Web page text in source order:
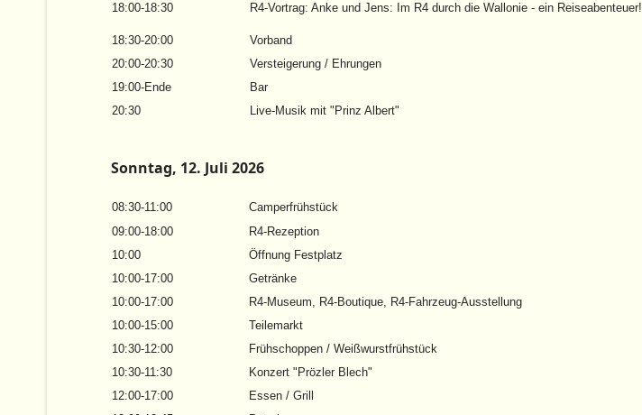
18:00-18:30 R4-Vortrag: Anke und Jens: Im R4 durch die Wallonie - ein Reiseabenteuer!
18:30-20:00
Vorband
20:00-20:30
Versteigerung / Ehrungen
19:00-Ende
Bar
20:30
Live-Musik mit "Prinz Albert"
Sonntag, 12. Juli 2026
08:30-11:00
Camperfrühstück
09:00-18:00
R4-Rezeption
10:00
Öffnung Festplatz
10:00-17:00
Getränke
10:00-17:00
R4-Museum, R4-Boutique, R4-Fahrzeug-Ausstellung
10:00-15:00
Teilemarkt
10:30-12:00
Frühschoppen / Weißwurstfrühstück
10:30-11:30
Konzert "Prözler Blech"
12:00-17:00
Essen / Grill